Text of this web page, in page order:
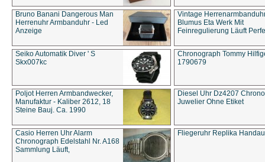
Bruno Banani Dangerous Man
Herrenuhr Armbanduhr - Led
Anzeige
Vintage
Blumus Eta Werk Mit
Feinregulierung Läuft
Seiko Automatik Diver ' S
Skx007kc
Chronograph Tommy
1790679
Poljot Herren Armbandwecker,
Manufaktur - Kaliber 2612, 18
Steine Bauj. Ca. 1990
Diesel Uhr Dz4207
Juwelier Ohne Etiket
Casio Herren Uhr Alarm
Chronograph Edelstahl Nr. A168
Sammlung Läuft,
Fliegeruhr Replika